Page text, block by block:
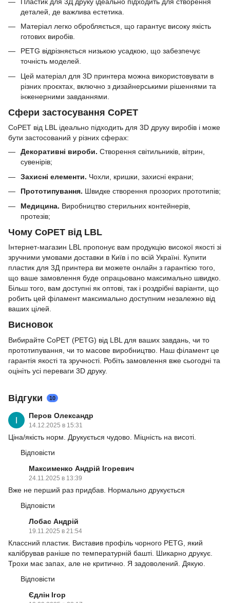
деталей, де важлива естетика.
Матеріал легко обробляється, що гарантує високу якість
готових виробів.
PETG відрізняється низькою усадкою, що забезпечує
точність моделей.
Цей матеріал для 3D принтера можна використовувати в
різних проєктах, включно з дизайнерськими рішеннями та
інженерними завданнями.
Сфери застосування CoPET
CoPET від LBL ідеально підходить для 3D друку виробів і може
бути застосований у різних сферах:
Декоративні вироби. Створення світильників, вітрин,
сувенірів;
Захисні елементи. Чохли, кришки, захисні екрани;
Прототипування. Швидке створення прозорих прототипів;
Медицина. Виробництво стерильних контейнерів,
протезів;
Чому CoPET від LBL
Інтернет-магазин LBL пропонує вам продукцію високої якості зі
зручними умовами доставки в Київ і по всій Україні. Купити
пластик для 3Д принтера ви можете онлайн з гарантією того,
що ваше замовлення буде опрацьовано максимально швидко.
Більш того, вам доступні як оптові, так і роздрібні варіанти, що
робить цей філамент максимально доступним незалежно від
ваших цілей.
Висновок
Вибирайте CoPET (PETG) від LBL для ваших завдань, чи то
прототипування, чи то масове виробництво. Наш філамент це
гарантія якості та зручності. Робіть замовлення вже сьогодні та
оцініть усі переваги 3D друку.
Відгуки 10
Перов Олександр
14.12.2025 в 15:31
Ціна/якість норм. Друкується чудово. Міцність на висоті.
Відповісти
Максименко Андрій Ігоревич
24.11.2025 в 13:39
Вже не перший раз придбав. Нормально друкується
Відповісти
Лобас Андрій
19.11.2025 в 21:54
Классний пластик. Виставив профіль чорного PETG, який
калібрував раніше по температурній башті. Шикарно друкує.
Трохи має запах, але не критично. Я задоволений. Дякую.
Відповісти
Єдлін Ігор